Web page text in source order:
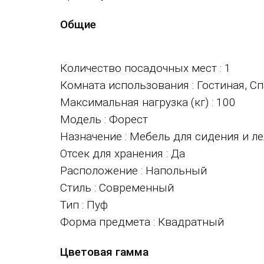
Общие
Количество посадочных мест : 1
Комната использования : Гостиная,
Максимальная нагрузка (кг) : 100
Модель : Форест
Назначение : Мебель для сидения и
Отсек для хранения : Да
Расположение : Напольный
Стиль : Современный
Тип : Пуф
Форма предмета : Квадратный
Цветовая гамма